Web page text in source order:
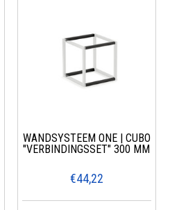
WANDSYSTEEM ONE | CUBO
"VERBINDINGSSET" 300 MM
€44,22